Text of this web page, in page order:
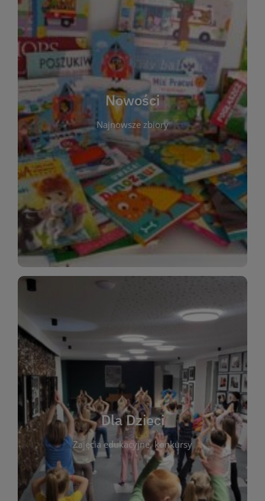
Nowości
Najnowsze zbiory
W tej sekcji prezentujemy najnowsze książki,
audiobooki oraz filmy, które właśnie trafiły do
zbiorów Miejskiej Biblioteki Publicznej w
Starachowicach. Regularnie aktualizujemy listę,
aby Czytelnicy mogli na bieżąco odkrywać świeże
tytuły i najciekawsze premiery wydawnicze. Każda
pozycja opatrzona jest krótkim opisem i
informacją o dostępności w katalogu. Zachęcamy
do częstych odwiedzin – nowości pojawiają się
niemal każdego tygodnia! Dzięki tej zakładce
zawsze będziesz wiedzieć, co warto przeczytać
jako pierwsze.
WIĘCEJ
Dla Dzieci
Zajęcia edukacyjne, konkursy
czytelnikach i ich rodzicach. Znajdziesz tu
informacje o zajęciach edukacyjnych, konkursach
plastycznych i spotkaniach z autorami książek dla
dzieci. Biblioteka oferuje bogaty wybór bajek,
opowiadań i lektur szkolnych, a także przyjazny
kącik do wspólnego czytania. Pragniemy
rozbudzać miłość do książek od najmłodszych lat.
Zapraszamy do wspólnej zabawy i odkrywania
świata literatury!
WIĘCEJ